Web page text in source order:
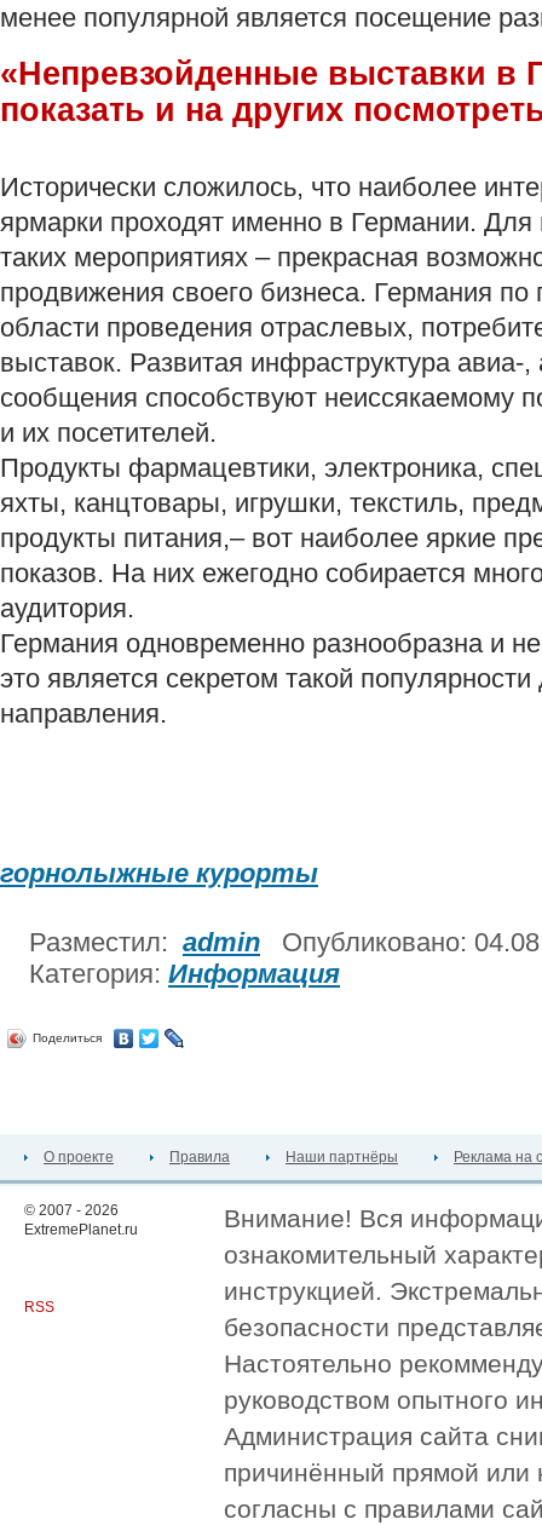
менее популярной является посещение
«Непревзойденные выставки в
показать и на других
Исторически сложилось, что наиболее
ярмарки проходят именно в Германии. Для
таких мероприятиях – прекрасная
продвижения своего бизнеса. Германия по
области проведения отраслевых,
выставок. Развитая инфраструктура авиа-
сообщения способствуют неиссякаемому
и их посетителей.
Продукты фармацевтики, электроника,
яхты, канцтовары, игрушки, текстиль,
продукты питания,– вот наиболее яркие
показов. На них ежегодно собирается
аудитория.
Германия одновременно разнообразна и
это является секретом такой популярности
направления.
горнолыжные курорты
Разместил: admin Опубликовано:
Категория: Информация
Поделиться
О проекте Правила Наши партнёры Реклама на
© 2007 - 2026
ExtremePlanet.ru
RSS
Внимание! Вся
ознакомительный
инструкцией.
безопасности
Настоятельно
руководством опытного
Администрация сайта
причинённый прямой или
согласны с правилами